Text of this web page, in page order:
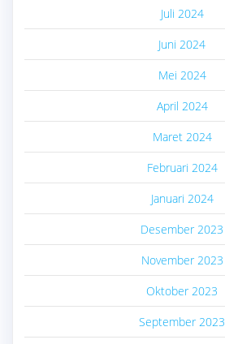
Juli 2024
Juni 2024
Mei 2024
April 2024
Maret 2024
Februari 2024
Januari 2024
Desember 2023
November 2023
Oktober 2023
September 2023